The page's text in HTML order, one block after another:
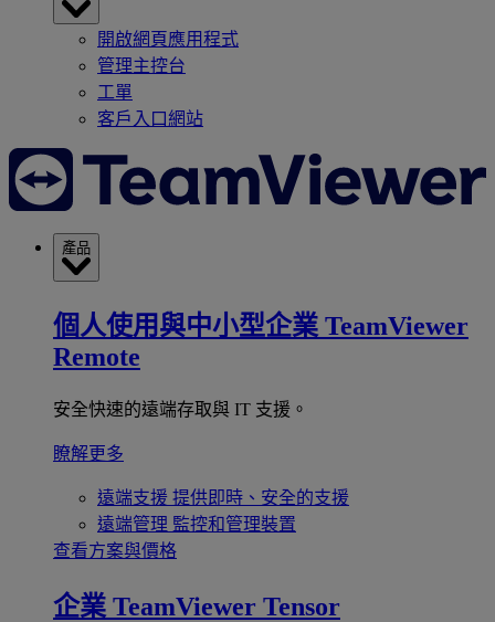
開啟網頁應用程式
管理主控台
工單
客戶入口網站
產品
個人使用與中小型企業 TeamViewer
Remote
安全快速的遠端存取與 IT 支援。
瞭解更多
遠端支援 提供即時、安全的支援
遠端管理 監控和管理裝置
查看方案與價格
企業 TeamViewer Tensor